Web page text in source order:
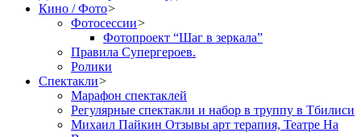
Кино / Фото>
Фотосессии>
Фотопроект “Шаг в зеркала”
Правила Cупергероев.
Ролики
Спектакли>
Марафон спектаклей
Регулярные спектакли и набор в труппу в Тбилиси
Михаил Пайкин Отзывы арт терапия, Театре На